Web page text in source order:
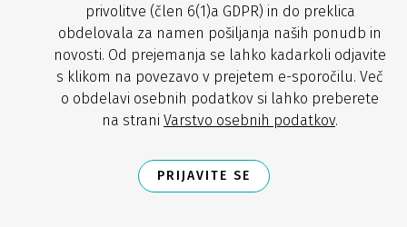
privolitve (člen 6(1)a GDPR) in do preklica
obdelovala za namen pošiljanja naših ponudb in
novosti. Od prejemanja se lahko kadarkoli odjavite
s klikom na povezavo v prejetem e-sporočilu. Več
o obdelavi osebnih podatkov si lahko preberete
na strani Varstvo osebnih podatkov.
PRIJAVITE SE